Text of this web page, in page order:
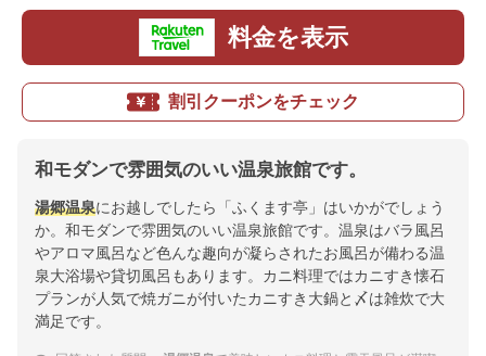
料金を表示
割引クーポンをチェック
和モダンで雰囲気のいい温泉旅館です。
湯郷温泉にお越しでしたら「ふくます亭」はいかがでしょう
か。和モダンで雰囲気のいい温泉旅館です。温泉はバラ風呂
やアロマ風呂など色んな趣向が凝らされたお風呂が備わる温
泉大浴場や貸切風呂もあります。カニ料理ではカニすき懐石
プランが人気で焼ガニが付いたカニすき大鍋と〆は雑炊で大
満足です。